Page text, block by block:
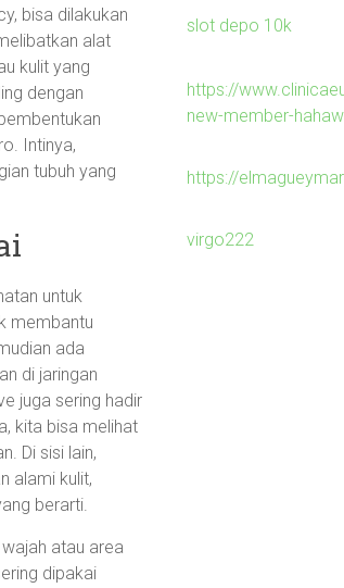
bisa dilakukan
alat
kulit yang
dengan
Intinya,
tubuh yang
untuk
membantu
ada
di jaringan
juga sering hadir
kita bisa melihat
Di sisi lain,
alami kulit,
berarti.
atau area
dipakai
slot depo 10k
https://
new-member-
https://
virgo222